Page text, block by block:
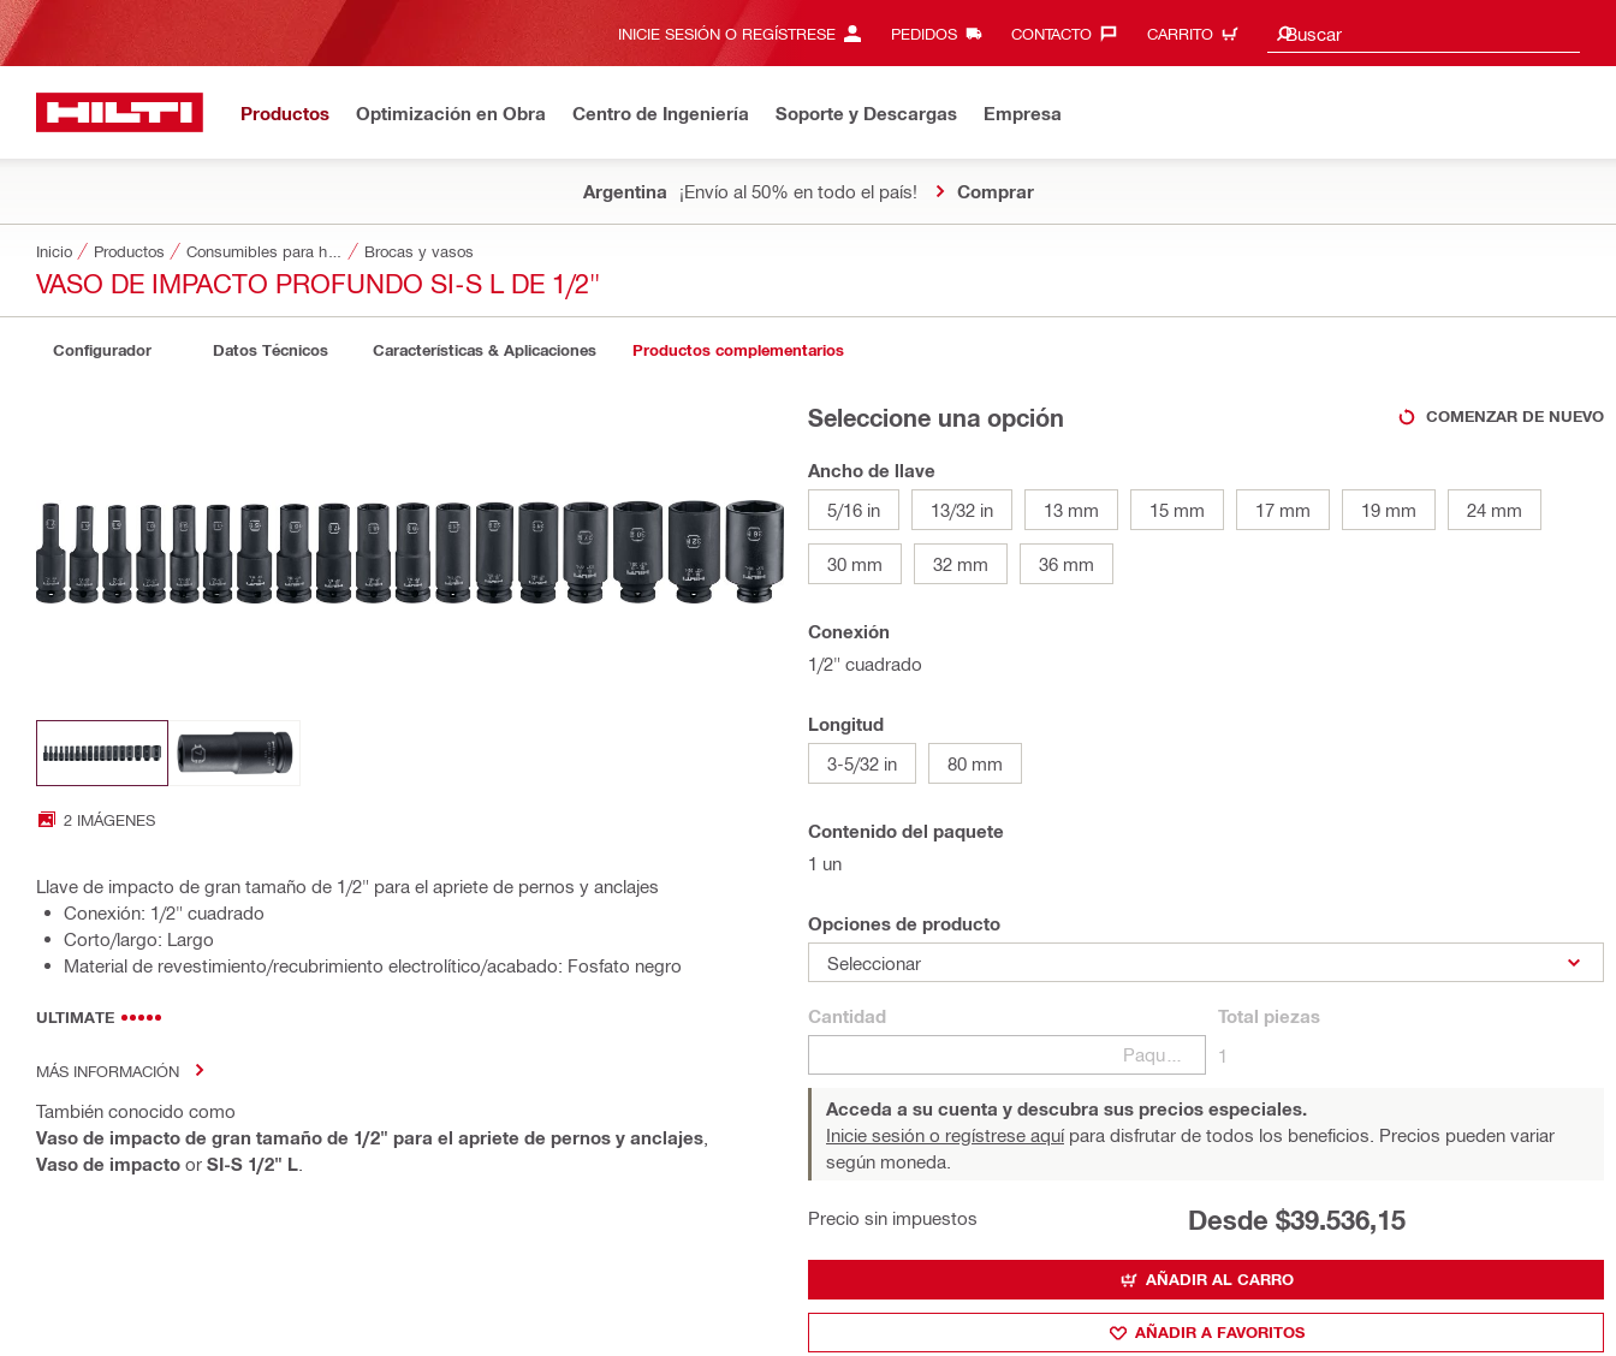
INICIE SESIÓN O REGÍSTRESE PEDIDOS CONTACTO‎ CARRITO Buscar
Sugerencias de búsqueda
Productos Optimización en Obra Centro de Ingeniería Soporte y Descargas Empresa
Argentina ¡Envío al 50% en todo el país! Comprar
Inicio Productos Brocas y vasos
VASO DE IMPACTO PROFUNDO SI-S L DE 1/2"
Configurador Datos Técnicos Características & Aplicaciones Productos complementarios
2 IMÁGENES
Llave de impacto de gran tamaño de 1/2" para el apriete de pernos y anclajes
Conexión: 1/2" cuadrado
Corto/largo: Largo
Material de revestimiento/recubrimiento electrolítico/acabado: Fosfato negro
ULTIMATE
MÁS INFORMACIÓN
También conocido como
Vaso de impacto de gran tamaño de 1/2" para el apriete de pernos y anclajes
Vaso de impacto or SI-S 1/2" L
Seleccione una opción COMENZAR DE NUEVO
Ancho de llave
5/16 in
13/32 in 13 mm 15 mm 17 mm 19 mm 24 mm
30 mm 32 mm 36 mm
Conexión
1/2" cuadrado
Longitud
3-5/32 in
80 mm
Contenido del paquete
1 un
Opciones de producto
Seleccionar
Cantidad
Paquetes
Total piezas
1
Acceda a su cuenta y descubra sus precios especiales.
Inicie sesión o regístrese aquípara disfrutar de todos los beneficios. Precios pueden variar
según moneda.
Precio sin impuestos Desde $39.536,15
AÑADIR AL CARRO
AÑADIR A FAVORITOS